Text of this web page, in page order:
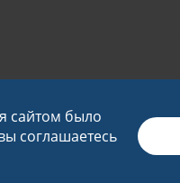
сайтом было
соглашаетесь